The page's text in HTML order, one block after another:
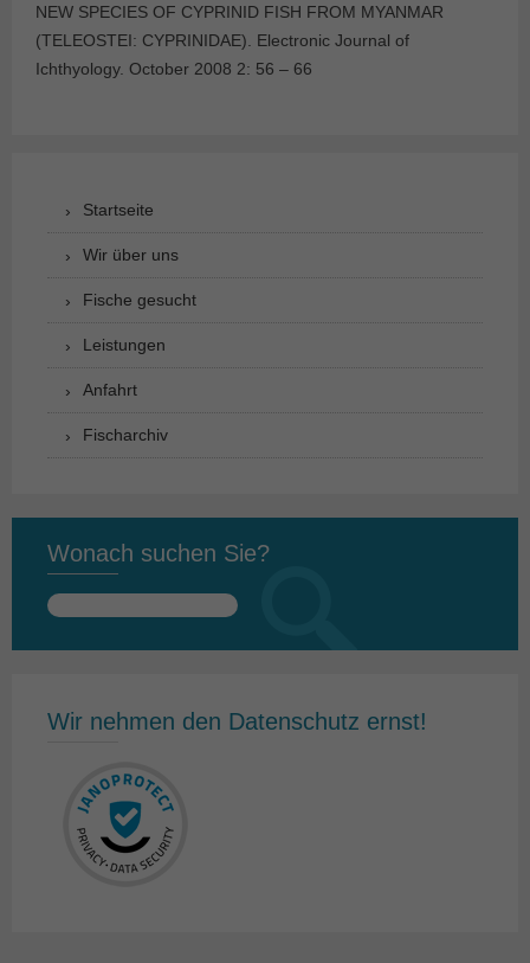
NEW SPECIES OF CYPRINID FISH FROM MYANMAR
(TELEOSTEI: CYPRINIDAE). Electronic Journal of
Ichthyology. October 2008 2: 56 – 66
Startseite
Wir über uns
Fische gesucht
Leistungen
Anfahrt
Fischarchiv
Wonach suchen Sie?
Suchen
Wir nehmen den Datenschutz ernst!